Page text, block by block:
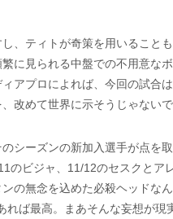
、ティトが奇策を用いること
に見られる中盤での不用意な
アプロによれば、今回の試合
改めて世界に示そうじゃないで
シーズンの新加入選手が点を
のビジャ、11/12のセスクとア
の無念を込めた必殺ヘッドな
ば最高。まあそんな妄想が現